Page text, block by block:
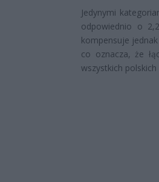
Jedynymi
odpowiednio o
kompensuje
co oznacza, że
wszystkich